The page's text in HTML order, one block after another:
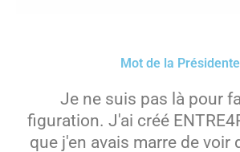
Mot de la Présidente
Je ne suis pas là pour
figuration. J'ai créé
que j'en avais marre de voir